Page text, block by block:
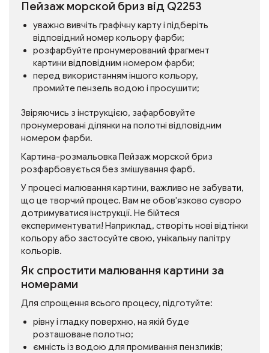
Пейзаж морской бриз від Q2253
уважно вивчіть графічну карту і підберіть
відповідний номер кольору фарби;
розфарбуйте пронумерований фрагмент
картини відповідним номером фарби;
перед використанням іншого кольору,
промийте пензель водою і просушити;
Звіряючись з інструкцією, зафарбовуйте
пронумеровані ділянки на полотні відповідним
номером фарби.
Картина-розмальовка Пейзаж морской бриз
розфарбовується без змішування фарб.
У процесі малювання картини, важливо не забувати,
що це творчий процес. Вам не обов'язково суворо
дотримуватися інструкції. Не бійтеся
експериментувати! Наприклад, створіть нові відтінки
кольору або застосуйте свою, унікальну палітру
кольорів.
Як спростити малювання картини за
номерами
Для спрощення всього процесу, підготуйте:
рівну і гладку поверхню, на якій буде
розташоване полотно;
ємність із водою для промивання пензликів;